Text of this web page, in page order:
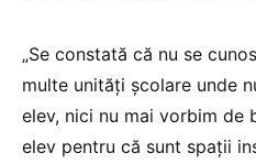
„Se constată că nu se
multe unități școlare unde
elev, nici nu mai vorbim de
elev pentru că sunt spații